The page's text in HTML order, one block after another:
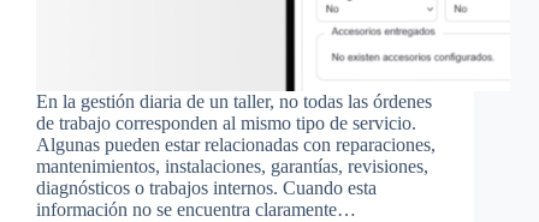
En la gestión diaria de un taller, no todas las órdenes
de trabajo corresponden al mismo tipo de servicio.
Algunas pueden estar relacionadas con reparaciones,
mantenimientos, instalaciones, garantías, revisiones,
diagnósticos o trabajos internos. Cuando esta
información no se encuentra claramente…